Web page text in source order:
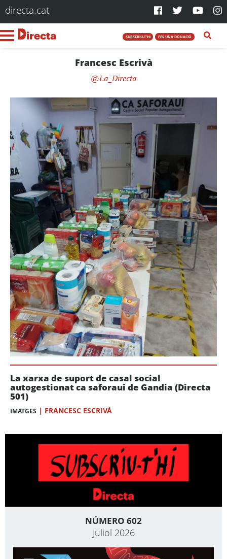
directa.cat
SUBSCRIU-T'HI FES UNA DONACIÓ
Francesc Escrivà
La_Directa
La xarxa de suport de casal social
autogestionat ca saforaui de Gandia (Directa
501)
IMATGES | FRANCESC ESCRIVÀ
NÚMERO 602
Juliol 2026